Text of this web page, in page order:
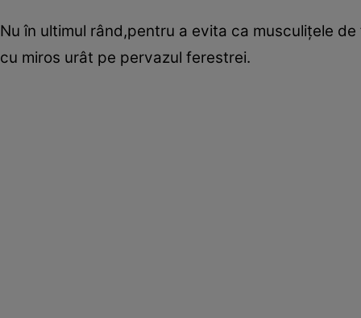
Nu în ultimul rând,pentru a evita ca musculiţele
cu miros urât pe pervazul ferestrei.